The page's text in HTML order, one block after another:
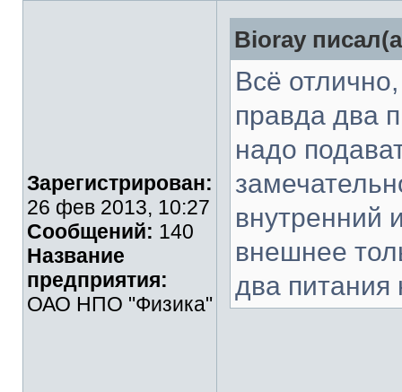
Зарегистрирован:
26 фев 2013, 10:27
Сообщений: 140
Название
предприятия:
ОАО НПО "Физика"
Bioray
Всё
правда два
надо
внутренний
внешнее
два питания